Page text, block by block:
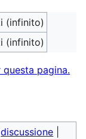
(infinito)
(infinito)
pagina.
discussione